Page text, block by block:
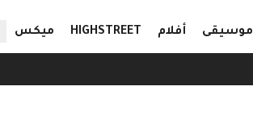
موسيقى أفلام HIGHSTREET ميكس